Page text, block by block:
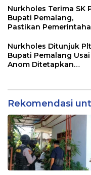
Dunia
Nurkholes Terima SK
Bupati Pemalang,
Pastikan
Nurkholes Ditunjuk Plt
Bupati Pemalang Usai
Anom Ditetapkan
Rekomendasi